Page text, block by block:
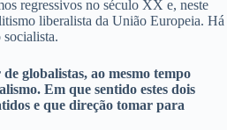
regressivos no século XX e, neste
liberalista da União Europeia. Há
globalistas, ao mesmo tempo
Em que sentido estes dois
e que direção tomar para